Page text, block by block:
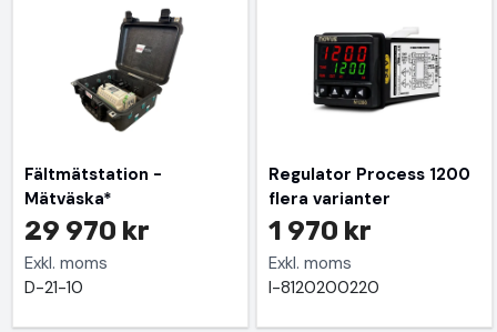
Fältmätstation -
Mätväska*
29 970 kr
Exkl. moms
D-21-10
Regulator Process 1200
flera varianter
1 970 kr
Exkl. moms
I-8120200220